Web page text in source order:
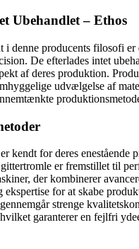
Ubehandlet – Ethos
i denne producents filosofi er
De efterlades intet
af deres produktion.
udvælgelse af
kendt for deres enestående
er fremstillet til
der kombinerer
for at skabe
strenge
garanterer en fejlfri